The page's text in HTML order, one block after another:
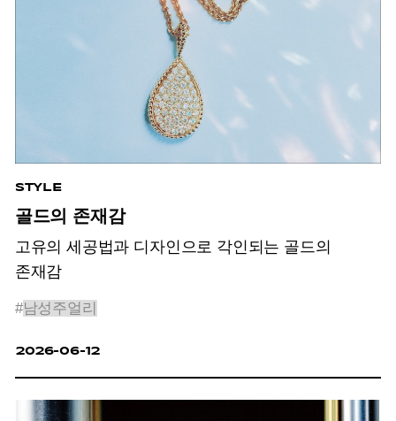
STYLE
골드의 존재감
고유의 세공법과 디자인으로 각인되는 골드의
존재감
#남성주얼리
2026-06-12